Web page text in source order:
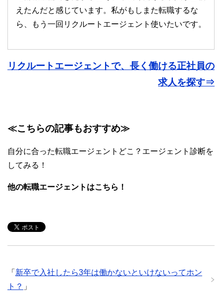
えたんだと感じています。私がもしまた転職するな
ら、もう一回リクルートエージェント使いたいです。
リクルートエージェントで、長く働ける正社員の
求人を探す⇒
≪こちらの記事もおすすめ≫
自分に合った転職エージェントどこ？エージェント診断を
してみる！
他の転職エージェントはこちら！
「 新卒で入社したら3年は働かないといけないってホン
ト？ 」